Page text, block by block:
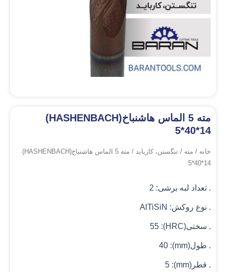
مته 5 الماس هاشنباخ(HASHENBACH)
5*40*14
خانه / مته / تنگستن، کارباید
/ مته 5 الماس هاشنباخ(HASHENBACH)
5*40*14
. تعداد لبه برشی: 2
. نوع روکش: AlTiSiN
. سختی(HRC): 55
. طول(mm): 40
. قطر(mm): 5